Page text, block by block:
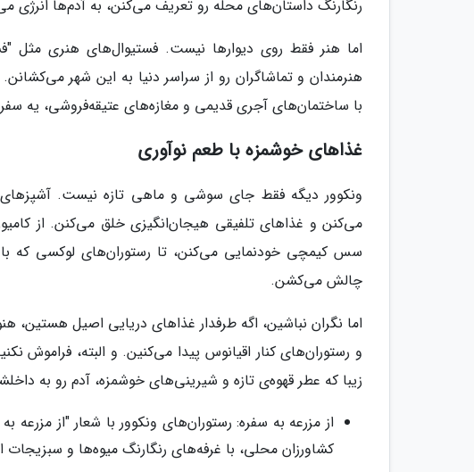
رنگارنگ داستان‌های محله رو تعریف می‌کنن، به آدم‌‌ها انرژی
اما هنر فقط روی دیوارها نیست. فستیوال‌های هنری مثل
هنرمندان و تماشاگران رو از سراسر دنیا به این شهر
با ساختمان‌های آجری قدیمی و مغازه‌های عتیقه‌فروشی، یه
غذاهای خوشمزه با طعم نوآوری
ونکوور دیگه فقط جای سوشی و ماهی تازه نیست.
می‌کنن و غذاهای تلفیقی هیجان‌انگیزی خلق می‌کنن. از
سس کیمچی خودنمایی می‌کنن، تا رستوران‌های لوکسی که با
چالش می‌کشن.
اما نگران نباشین، اگه طرفدار غذاهای دریایی اصیل هستین،
و رستوران‌های کنار اقیانوس پیدا می‌کنین. و البته،
زیبا که عطر قهوه‌ی تازه و شیرینی‌های خوشمزه، آدم رو به
از مزرعه به سفره: رستوران‌های ونکوور با شعار "از مزرعه
کشاورزان محلی، با غرفه‌های رنگارنگ میوه‌ها و سبزیجات